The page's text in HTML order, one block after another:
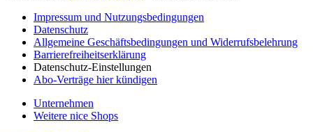
Impressum und Nutzungsbedingungen
Datenschutz
Allgemeine Geschäftsbedingungen und Widerrufsbelehrung
Barrierefreiheitserklärung
Datenschutz-Einstellungen
Abo-Verträge hier kündigen
Unternehmen
Weitere nice Shops